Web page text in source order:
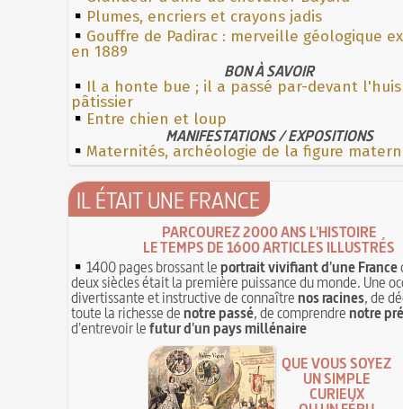
Plumes, encriers et crayons jadis
Gouffre de Padirac : merveille géologique
en 1889
BON À SAVOIR
Il a honte bue ; il a passé par-devant
pâtissier
Entre chien et loup
MANIFESTATIONS / EXPOSITIONS
Maternités, archéologie de la figure
IL ÉTAIT UNE FRANCE
PARCOUREZ 2000 ANS L'HISTOIRE
LE TEMPS DE 1600 ARTICLES ILLUSTRÉS
1400 pages brossant leportrait vivifiant d'une France
deux siècles était la première puissance du monde. Une
divertissante et instructive de connaîtrenos racines, de
toute la richesse denotre passé, de comprendrenotre
d'entrevoir lefutur d'un pays millénaire
QUE VOUS SOYEZ
UN SIMPLE
CURIEUX